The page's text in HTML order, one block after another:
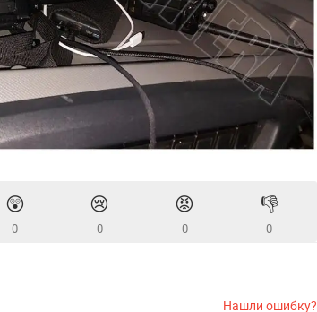
😲
0
😢
0
😡
0
👎
0
Нашли ошибку?